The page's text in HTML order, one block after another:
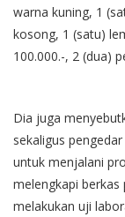
warna kuning, 1
kosong, 1 (satu)
100.000.-, 2 (dua)
Dia juga
sekaligus
untuk menjalani
melengkapi berkas
melakukan uji